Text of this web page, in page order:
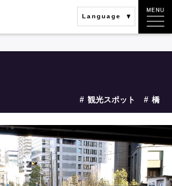
Language
観光スポット 橋